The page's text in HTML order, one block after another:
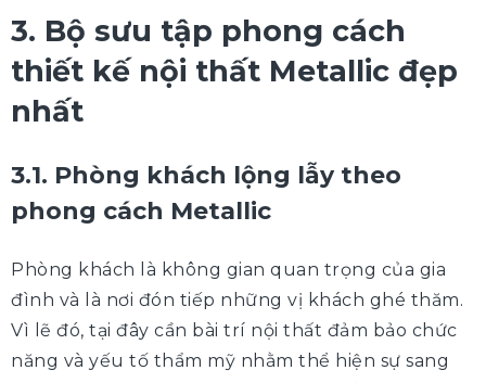
3. Bộ sưu tập phong cách
thiết kế nội thất Metallic đẹp
nhất
3.1. Phòng khách lộng lẫy theo
phong cách Metallic
Phòng khách là không gian quan trọng của gia
đình và là nơi đón tiếp những vị khách ghé thăm.
Vì lẽ đó, tại đây cần bài trí nội thất đảm bảo chức
năng và yếu tố thẩm mỹ nhằm thể hiện sự sang